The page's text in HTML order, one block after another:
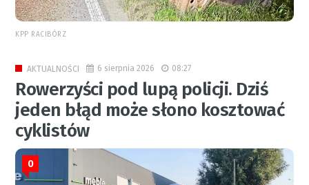
KPP RACIBÓRZ
AKTUALNOŚCI 6 sierpnia 2026 08:27
Rowerzyści pod lupą policji. Dziś
jeden błąd może słono kosztować
cyklistów
0